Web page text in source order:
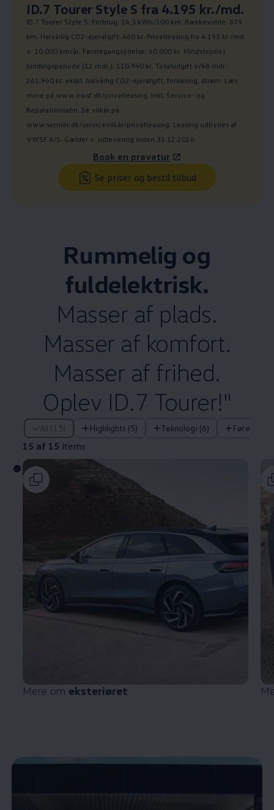
Ny pris:
ID.7 Tourer Style S fra 4.195 kr./md.
ID.7 Tourer Style S. Forbrug: 14,3 kWh/100 km. Rækkevidde: 679
km. Halvårlig CO2-ejerafgift: 460 kr. Privatleasing fra 4.195 kr./md.
v. 10.000 km/år. Førstegangsydelse: 60.000 kr. Mindstepris i
bindingsperiode (12 mdr.): 110.940 kr. Totaludgift v/48 mdr.:
261.960 kr. ekskl. halvårlig CO2-ejerafgift, forsikring, strøm. Læs
mere på www.vwsf.dk/privatleasing. Inkl. Service- og
Reparationsabn. Se vilkår på
www.semler.dk/servicevilkår/privatleasing. Leasing udbydes af
VWSF A/S. Gælder v. udlevering inden 31.12.2026.
Book en prøvetur
Se priser og bestil tilbud
Rummelig og
fuldelektrisk.
Masser af plads.
Masser af komfort.
Masser af frihed.
Oplev ID.7 Tourer!"
All (15) Highlights (5) Teknologi (6)
15 af 15 items
15 af 15 items
Mere om eksteriøret